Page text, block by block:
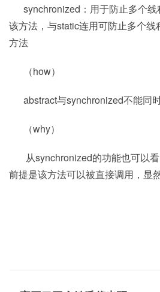
synchronized：用于防止多个线
该方法，与static连用可防止多个
方法
（how）
abstract与synchronized不能同
（why）
从synchronized的功能也可以看
前提是该方法可以被直接调用，显